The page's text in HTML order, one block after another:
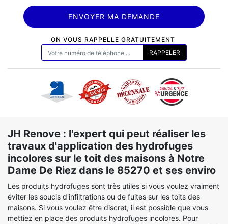
ON VOUS RAPPELLE GRATUITEMENT
JH Renove : l'expert qui peut réaliser les
travaux d'application des hydrofuges
incolores sur le toit des maisons à Notre
Dame De Riez dans le 85270 et ses enviro
Les produits hydrofuges sont très utiles si vous voulez vraiment
éviter les soucis d'infiltrations ou de fuites sur les toits des
maisons. Si vous voulez être discret, il est possible que vous
mettiez en place des produits hydrofuges incolores. Pour